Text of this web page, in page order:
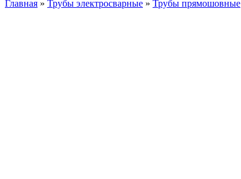
Главная » Трубы электросварные » Трубы прямошовные